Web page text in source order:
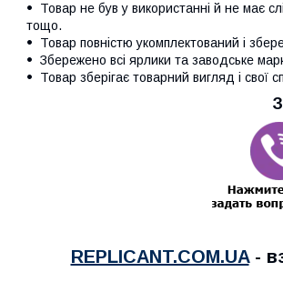
Товар не був у використанні й не має
тощо.
Товар повністю укомплектований і
Збережено всі ярлики та заводське
Товар зберігає товарний вигляд і свої
REPLICANT.COM.UA -